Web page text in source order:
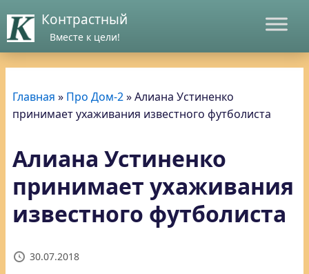
Контрастный
Вместе к цели!
Главная » Про Дом-2»Алиана Устиненко
принимает ухаживания известного футболиста
Алиана Устиненко
принимает ухаживания
известного футболиста
30.07.2018